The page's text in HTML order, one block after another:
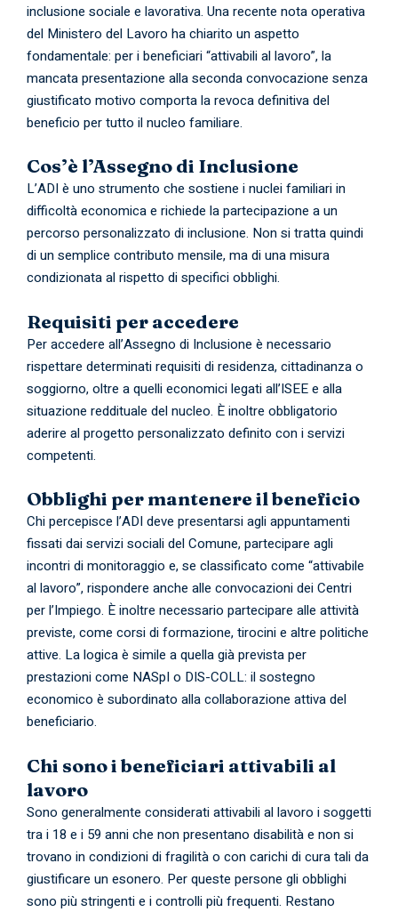
inclusione sociale e lavorativa. Una recente nota operativa
del Ministero del Lavoro ha chiarito un aspetto
fondamentale: per i beneficiari “attivabili al lavoro”, la
mancata presentazione alla seconda convocazione senza
giustificato motivo comporta la revoca definitiva del
beneficio per tutto il nucleo familiare.
Cos’è l’Assegno di Inclusione
L’ADI è uno strumento che sostiene i nuclei familiari in
difficoltà economica e richiede la partecipazione a un
percorso personalizzato di inclusione. Non si tratta quindi
di un semplice contributo mensile, ma di una misura
condizionata al rispetto di specifici obblighi.
Requisiti per accedere
Per accedere all’Assegno di Inclusione è necessario
rispettare determinati requisiti di residenza, cittadinanza o
soggiorno, oltre a quelli economici legati all’ISEE e alla
situazione reddituale del nucleo. È inoltre obbligatorio
aderire al progetto personalizzato definito con i servizi
competenti.
Obblighi per mantenere il beneficio
Chi percepisce l’ADI deve presentarsi agli appuntamenti
fissati dai servizi sociali del Comune, partecipare agli
incontri di monitoraggio e, se classificato come “attivabile
al lavoro”, rispondere anche alle convocazioni dei Centri
per l’Impiego. È inoltre necessario partecipare alle attività
previste, come corsi di formazione, tirocini e altre politiche
attive. La logica è simile a quella già prevista per
prestazioni come NASpI o DIS-COLL: il sostegno
economico è subordinato alla collaborazione attiva del
beneficiario.
Chi sono i beneficiari attivabili al
lavoro
Sono generalmente considerati attivabili al lavoro i soggetti
tra i 18 e i 59 anni che non presentano disabilità e non si
trovano in condizioni di fragilità o con carichi di cura tali da
giustificare un esonero. Per queste persone gli obblighi
sono più stringenti e i controlli più frequenti. Restano